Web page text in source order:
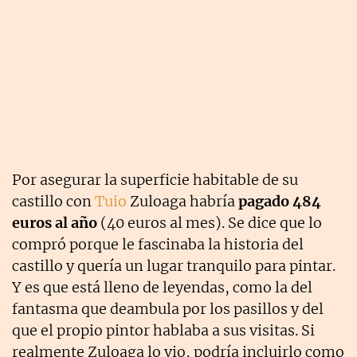
Por asegurar la superficie habitable de su
castillo conTuio Zuloaga habríapagado 484
euros al año (40 euros al mes). Se dice que lo
compró porque le fascinaba la historia del
castillo y quería un lugar tranquilo para pintar.
Y es que está lleno de leyendas, como la del
fantasma que deambula por los pasillos y del
que el propio pintor hablaba a sus visitas. Si
realmente Zuloaga lo vio, podría incluirlo como